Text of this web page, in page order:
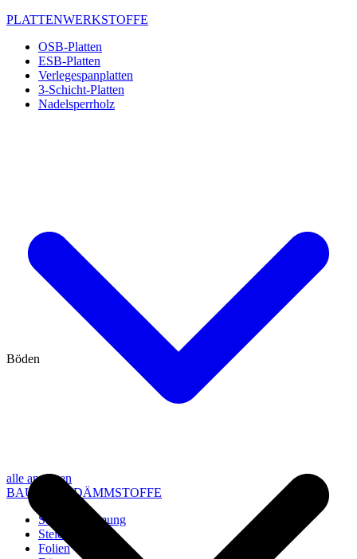
PLATTENWERKSTOFFE
OSB-Platten
ESB-Platten
Verlegespanplatten
3-Schicht-Platten
Nadelsperrholz
alle anzeigen
BAU- UND DÄMMSTOFFE
Steico Dämmung
Steico Zubehör
Folien
Böden